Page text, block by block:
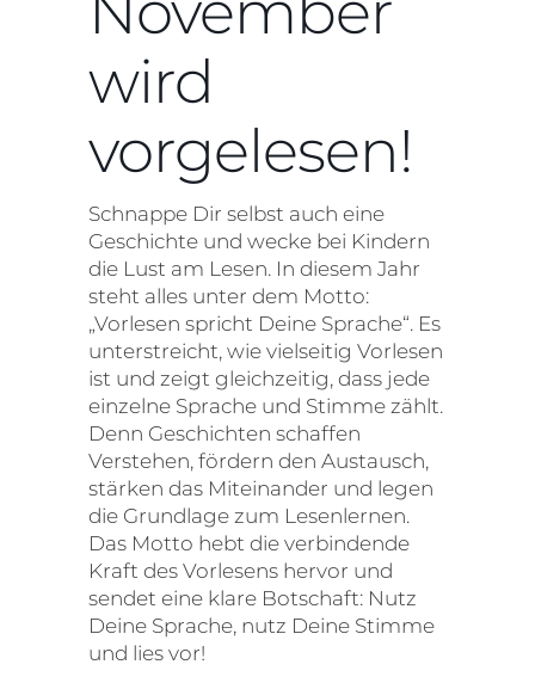
wird
vorgelesen!
Schnappe Dir selbst auch eine
Geschichte und wecke bei Kindern
die Lust am Lesen. In diesem Jahr
steht alles unter dem Motto:
„Vorlesen spricht Deine Sprache“. Es
unterstreicht, wie vielseitig Vorlesen
ist und zeigt gleichzeitig, dass jede
einzelne Sprache und Stimme zählt.
Denn Geschichten schaffen
Verstehen, fördern den Austausch,
stärken das Miteinander und legen
die Grundlage zum Lesenlernen.
Das Motto hebt die verbindende
Kraft des Vorlesens hervor und
sendet eine klare Botschaft: Nutz
Deine Sprache, nutz Deine Stimme
und lies vor!